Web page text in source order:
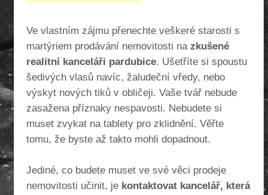
Ve vlastním zájmu přenechte veškeré starosti s
martýriem prodávání nemovitosti na zkušené
realitní kanceláři pardubice. Ušetříte si spoustu
šedivých vlasů navíc, žaludeční vředy, nebo
výskyt nových tiků v obličeji. Vaše tvář nebude
zasažena příznaky nespavosti. Nebudete si
muset zvykat na tablety pro zklidnění. Věřte
tomu, že byste až takto mohli dopadnout.
Jediné, co budete muset ve své věci prodeje
nemovitosti učinit, je kontaktovat kancelář, která